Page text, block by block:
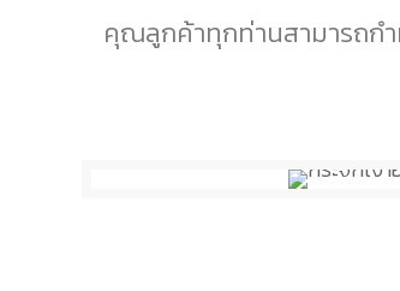
คุณลูกค้าทุกท่านสามารถกำ